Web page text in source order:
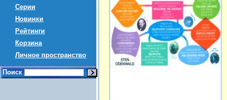
Серии
Новинки
Рейтинги
Корзина
Личное пространство
Поиск